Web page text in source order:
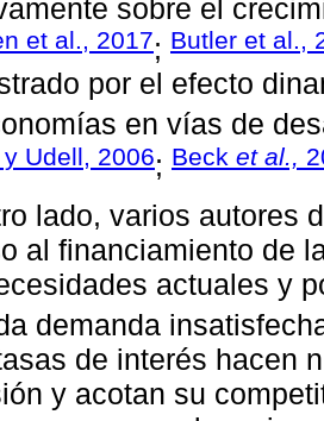
sobre el
et al., 2017; Butler et al.,
por el efecto
en vías de
Udell, 2006; Beck et al.,
lado, varios autores
al financiamiento de
actuales y
demanda
de interés hacen
y acotan su